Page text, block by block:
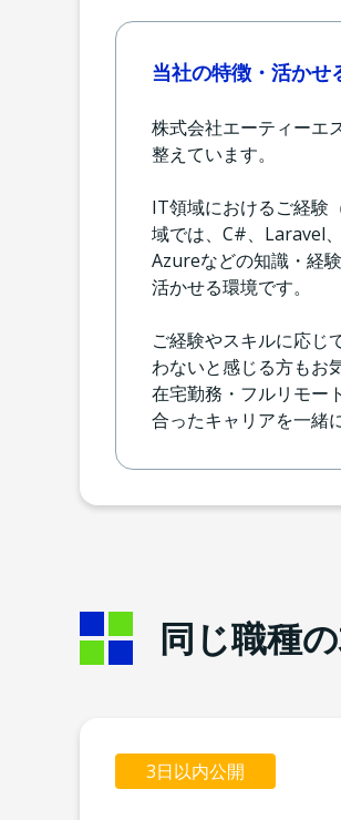
当社の特徴・活かせ
株式会社エーティーエ
整えています。
IT領域におけるご経験
域では、C#、Laravel
Azureなどの知識・経
活かせる環境です。
ご経験やスキルに応じ
わないと感じる方もお
在宅勤務・フルリモー
合ったキャリアを一緒
同じ職種
3日以内公開